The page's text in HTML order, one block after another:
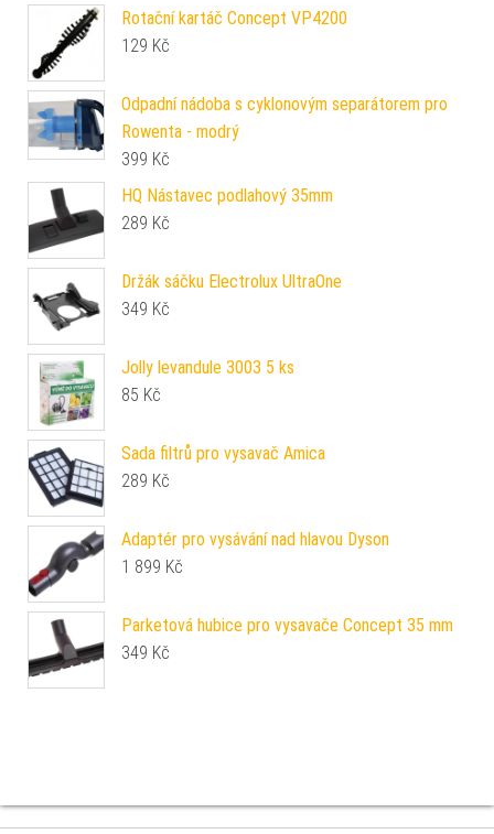
Rotační kartáč Concept VP4200
129 Kč
Odpadní nádoba s cyklonovým separátorem pro
Rowenta - modrý
399 Kč
HQ Nástavec podlahový 35mm
289 Kč
Držák sáčku Electrolux UltraOne
349 Kč
Jolly levandule 3003 5 ks
85 Kč
Sada filtrů pro vysavač Amica
289 Kč
Adaptér pro vysávání nad hlavou Dyson
1 899 Kč
Parketová hubice pro vysavače Concept 35 mm
349 Kč